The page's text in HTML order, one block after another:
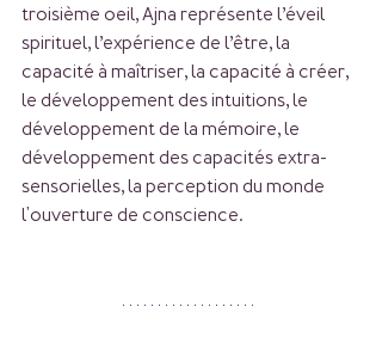
troisième oeil, Ajna représente l’éveil
spirituel, l’expérience de l’être, la
capacité à maîtriser, la capacité à créer,
le développement des intuitions, le
développement de la mémoire, le
développement des capacités extra-
sensorielles, la perception du monde
l'ouverture de conscience.